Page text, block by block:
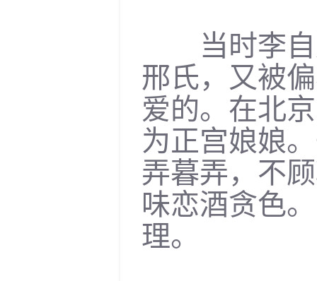
当时李自
邢氏，又被
爱的。在北
为正宫娘娘
弄暮弄，不
味恋酒贪色
理。